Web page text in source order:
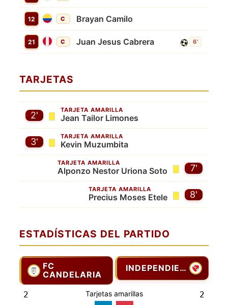
12 C Brayan Camilo
21 C Juan Jesus Cabrera 6'
TARJETAS
TARJETA AMARILLA
Jean Tailor Limones
2'
TARJETA AMARILLA
Kevin Muzumbita
3'
7'
TARJETA AMARILLA
Alponzo Nestor Uriona Soto
8'
TARJETA AMARILLA
Precius Moses Etele
ESTADÍSTICAS DEL PARTIDO
FC
CANDELARIA
INDEPENDIENTE
2 Tarjetas amarillas 2